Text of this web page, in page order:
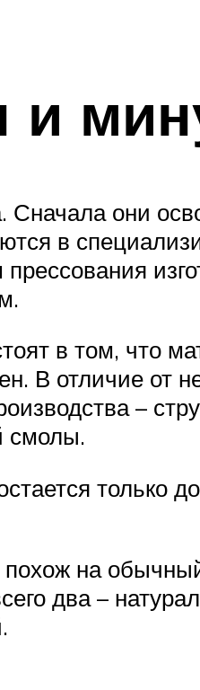
и
Сначала они
в
в том, что
В отличие от
–
смолы.
только
на
два –